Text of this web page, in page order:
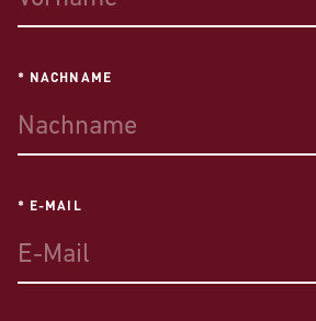
* NACHNAME
* E-MAIL